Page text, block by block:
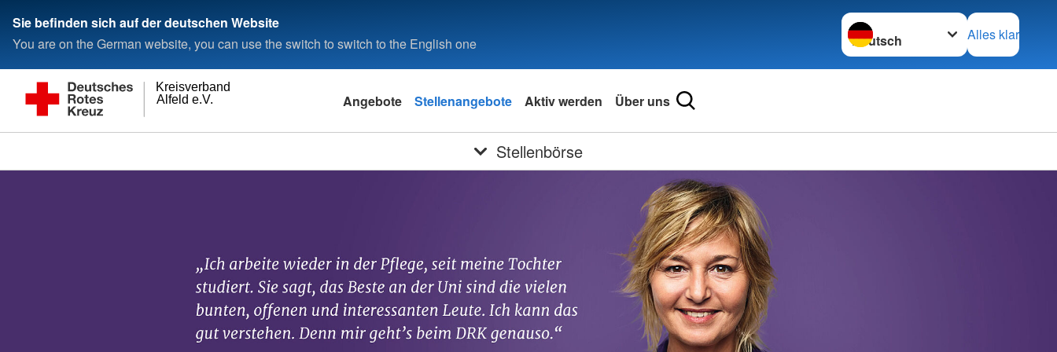
Sie befinden sich auf der deutschen Website
You are on the German website, you can use the switch to switch to the English one
Sprache wechseln zu
Alles klar
Alfeld e.V.
Kreisverband
Angebote Stellenangebote Aktiv werden Über uns
Stellenbörse